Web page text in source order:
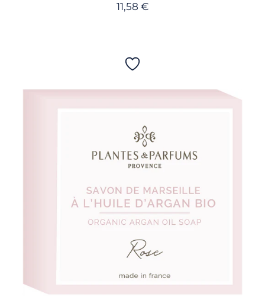
11,58 €